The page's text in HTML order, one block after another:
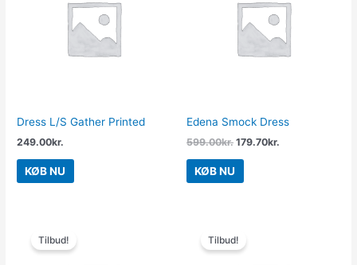
Dress L/S Gather Printed
249.00kr.
KØB NU
Edena Smock Dress
599.00kr.
599.00kr..
179.70kr.
179.70kr..
KØB NU
Tilbud!
oprindelige
pris
Tilbud!
oprindelige
pris